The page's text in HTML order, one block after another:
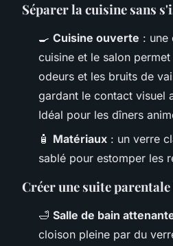
Séparer la cuisine sans
🍳 Cuisine ouverte : une
cuisine et le salon
odeurs et les bruits de
gardant le contact visuel
Idéal pour les dîners
🧴 Matériaux : un verre
sablé pour estomper les
Créer une suite
🛁 Salle de bain
cloison pleine par du